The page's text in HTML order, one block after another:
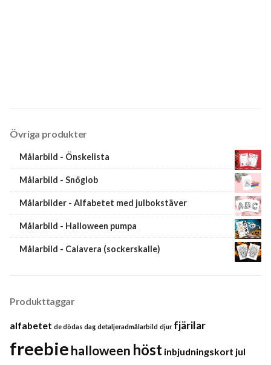
Övriga produkter
Målarbild - Önskelista
Målarbild - Snöglob
Målarbilder - Alfabetet med julbokstäver
Målarbild - Halloween pumpa
Målarbild - Calavera (sockerskalle)
Produkttaggar
alfabetet de dödas dag detaljeradmålarbild djur fjärilar
freebie halloween höst inbjudningskort jul